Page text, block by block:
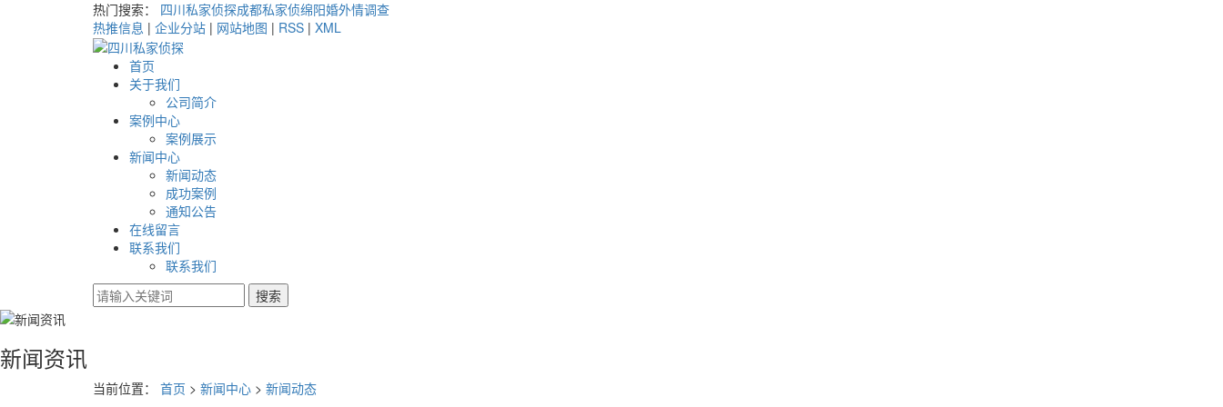
热门搜索： 四川私家侦探成都私家侦绵阳婚外情调查
热推信息 | 企业分站 | 网站地图 | RSS | XML
首页
关于我们
公司简介
案例中心
案例展示
新闻中心
新闻动态
成功案例
通知公告
在线留言
联系我们
联系我们
新闻资讯
当前位置： 首页 > 新闻中心 > 新闻动态